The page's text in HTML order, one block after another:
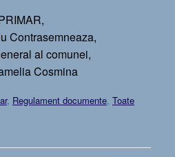
Contrasemneaza,
al comunei,
Cosmina
, Regulament documente, Toate